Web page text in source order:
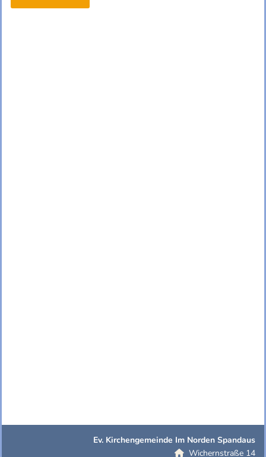
Ev. Kirchengemeinde Im Norden Spandaus
 Wichernstraße 14